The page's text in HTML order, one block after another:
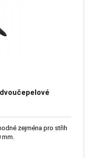
zejména pro střih